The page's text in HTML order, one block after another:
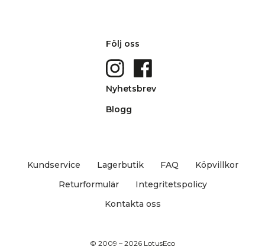
Följ oss
Nyhetsbrev
Blogg
Kundservice Lagerbutik FAQ
Köpvillkor
Returformulär
Integritetspolicy
Kontakta oss
© 2009 – 2026 LotusEco